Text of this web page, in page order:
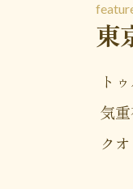
東
ト
気
ク